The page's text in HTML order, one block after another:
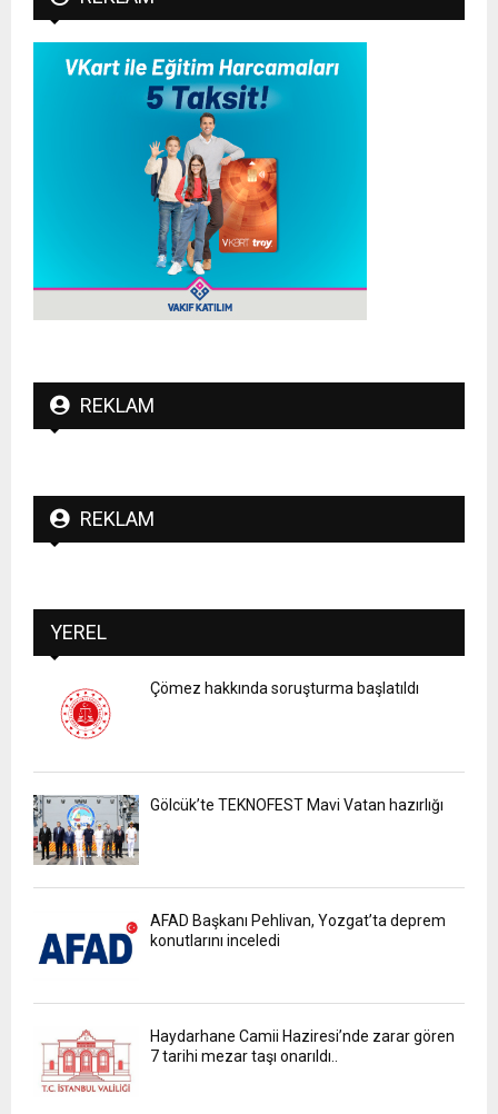
REKLAM
REKLAM
YEREL
Çömez hakkında soruşturma başlatıldı
Gölcük’te TEKNOFEST Mavi Vatan hazırlığı
AFAD Başkanı Pehlivan, Yozgat’ta deprem
konutlarını inceledi
Haydarhane Camii Haziresi’nde zarar gören
7 tarihi mezar taşı onarıldı..